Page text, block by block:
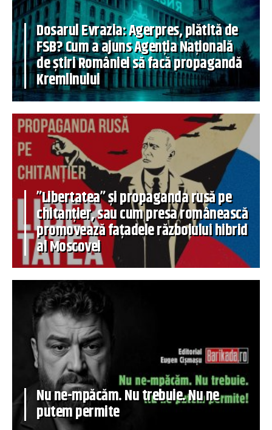
Dosarul Evrazia: Agerpres, plătită de
FSB? Cum a ajuns Agenția Națională
de știri României să facă propagandă
Kremlinului
”Libertatea” și propaganda rusă pe
chitanțier, sau cum presa românească
promovează fațadele războiului hibrid
al Moscovei
Nu ne-mpăcăm. Nu trebuie. Nu ne
putem permite